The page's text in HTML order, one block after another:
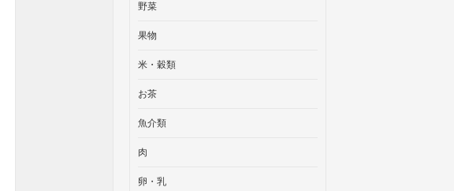
野菜
果物
米・穀類
お茶
魚介類
肉
卵・乳